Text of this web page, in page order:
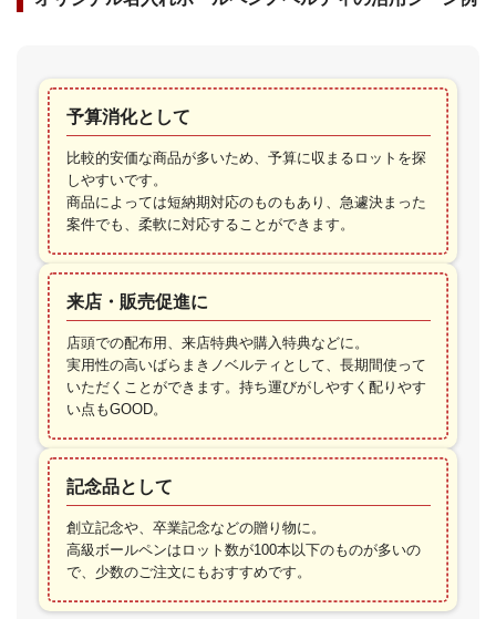
予算消化として
比較的安価な商品が多いため、予算に収まるロットを探
しやすいです。
商品によっては短納期対応のものもあり、急遽決まった
案件でも、柔軟に対応することができます。
来店・販売促進に
店頭での配布用、来店特典や購入特典などに。
実用性の高いばらまきノベルティとして、長期間使って
いただくことができます。持ち運びがしやすく配りやす
い点もGOOD。
記念品として
創立記念や、卒業記念などの贈り物に。
高級ボールペンはロット数が100本以下のものが多いの
で、少数のご注文にもおすすめです。